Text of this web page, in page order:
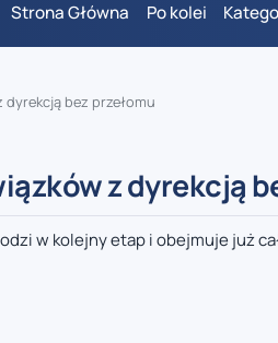
Strona Główna Po kolei
bez przełomu
z dyrekcją
w kolejny etap i obejmuje już